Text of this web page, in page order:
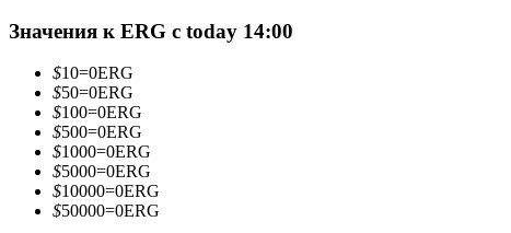
Присоединяйтесь к лучшим трейдерам
Значения к ERG с today 14:00
$10=0ERG
$50=0ERG
$100=0ERG
$500=0ERG
$1000=0ERG
$5000=0ERG
$10000=0ERG
$50000=0ERG